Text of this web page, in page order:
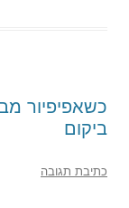
כשאפיפיור
ביקום
כתיבת תגובה